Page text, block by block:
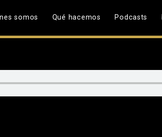
somos Qué hacemos Podcasts